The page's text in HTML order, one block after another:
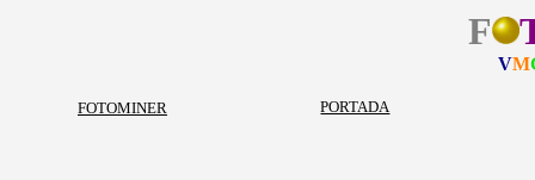
F
VM
FOTOMINER PORTADA